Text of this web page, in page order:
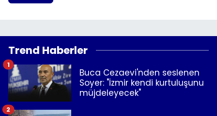
Trend Haberler
Buca Cezaevi'nden seslenen
Soyer: "İzmir kendi kurtuluşunu
müjdeleyecek"
1
2